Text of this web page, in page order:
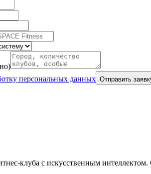
персональных данных Отправить
клуба с искусственным